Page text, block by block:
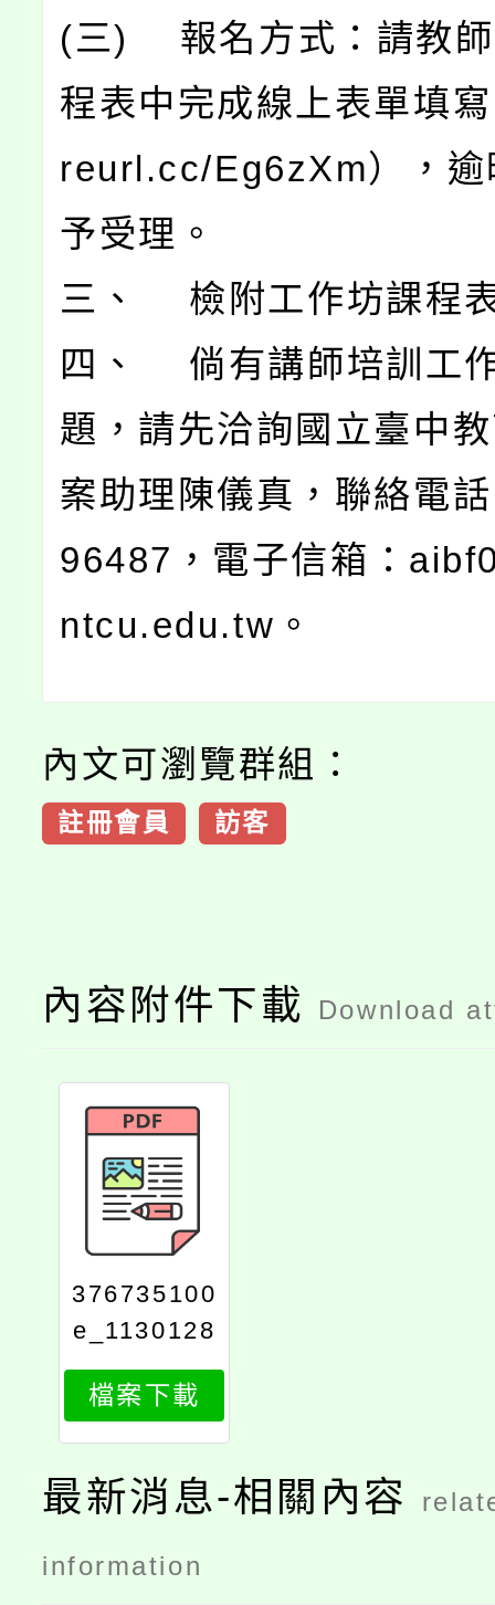
(三) 報名方式：請教師
程表中完成線上表單填
reurl.cc/Eg6zXm），逾
予受理。
三、 檢附工作坊課程
四、 倘有講師培訓工
題，請先洽詢國立臺中
案助理陳儀真，聯絡電
96487，電子信箱：
ntcu.edu.tw。
內文可瀏覽群組：
註冊會員 訪客
內容附件下載 Download
376735100
e_1130128
300_attach
1
檔案下載
最新消息-相關內容
information